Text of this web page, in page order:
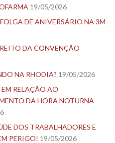
19/05/2026
DE ANIVERSÁRIO NA 3M
DA CONVENÇÃO
NA RHODIA? 19/05/2026
RELAÇÃO AO
DA HORA NOTURNA
DOS TRABALHADORES E
PERIGO! 19/05/2026